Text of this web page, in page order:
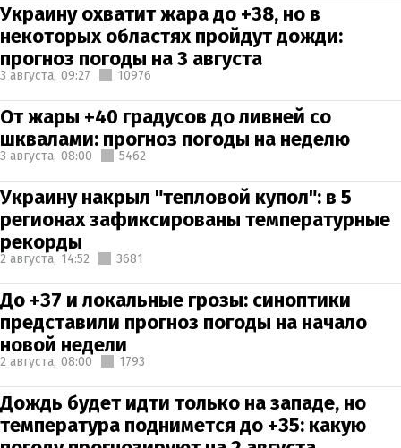
Украину охватит жара до +38, но в
некоторых областях пройдут дожди:
прогноз погоды на 3 августа
3 августа, 09:27 10976
От жары +40 градусов до ливней со
шквалами: прогноз погоды на неделю
3 августа, 08:00 5462
Украину накрыл "тепловой купол": в 5
регионах зафиксированы температурные
рекорды
2 августа, 14:52 3681
До +37 и локальные грозы: синоптики
представили прогноз погоды на начало
новой недели
2 августа, 08:00 1793
Дождь будет идти только на западе, но
температура поднимется до +35: какую